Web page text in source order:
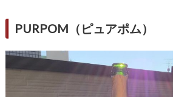
PURPOM（ピュアポム）